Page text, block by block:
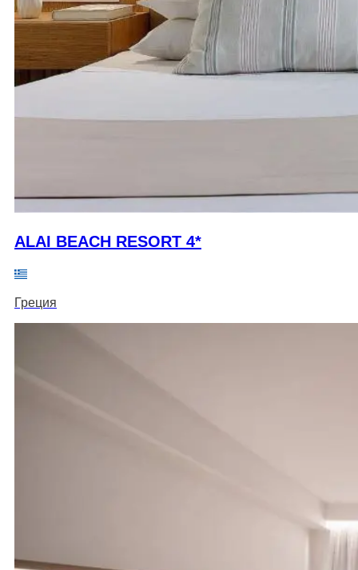
ALAI BEACH RESORT 4*
Греция